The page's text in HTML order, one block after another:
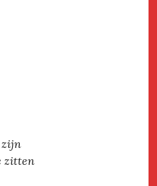
zijn
zitten